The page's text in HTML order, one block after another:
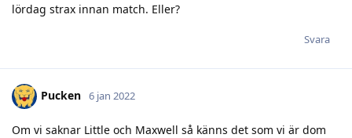
lördag strax innan match. Eller?
Svara
Pucken 6 jan 2022
Om vi saknar Little och Maxwell så känns det som vi är dom